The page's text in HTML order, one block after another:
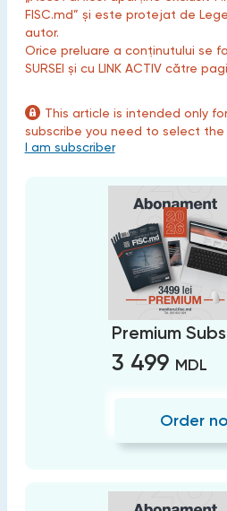
FISC.md” și este protejat de
autor.
Orice preluare a conținutului se
SURSEI și cu LINK ACTIV către
This article is intended only
subscribe you need to select the
I am subscriber
Premium
3 499 MDL
Order